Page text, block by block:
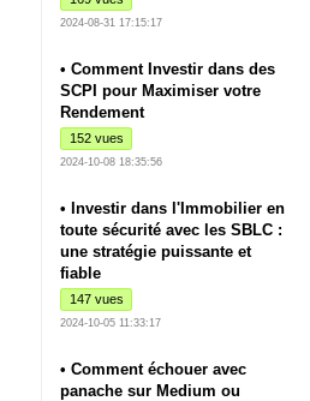
2024-08-31 17:15:17
• Comment Investir dans des
SCPI pour Maximiser votre
Rendement
152 vues
2024-10-08 18:35:56
• Investir dans l'Immobilier en
toute sécurité avec les SBLC :
une stratégie puissante et
fiable
147 vues
2024-10-05 11:33:17
• Comment échouer avec
panache sur Medium ou